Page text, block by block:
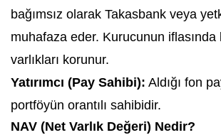
bağımsız olarak Takasbank veya
muhafaza eder. Kurucunun iflasında
varlıkları korunur.
Yatırımcı (Pay Sahibi): Aldığı fon
portföyün orantılı sahibidir.
NAV (Net Varlık Değeri) Nedir?